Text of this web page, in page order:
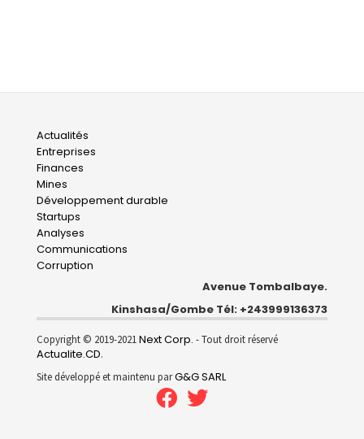
Main
navigation
Actualités
Entreprises
Finances
Mines
Développement durable
Startups
Analyses
Communications
Corruption
Avenue Tombalbaye.
Kinshasa/Gombe Tél: +243999136373
Copyright © 2019-2021Next Corp. - Tout droit réservé
Actualite.CD.
Site développé et maintenu parG&G SARL